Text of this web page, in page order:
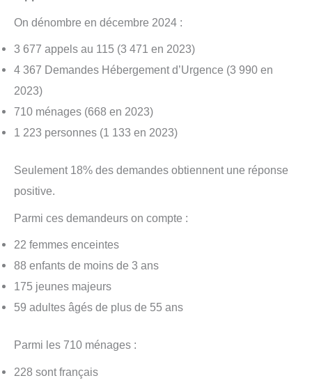
On dénombre en décembre 2024 :
3 677 appels au 115 (3 471 en 2023)
4 367 Demandes Hébergement d’Urgence (3 990 en
2023)
710 ménages (668 en 2023)
1 223 personnes (1 133 en 2023)
Seulement 18% des demandes obtiennent une réponse
positive.
Parmi ces demandeurs on compte :
22 femmes enceintes
88 enfants de moins de 3 ans
175 jeunes majeurs
59 adultes âgés de plus de 55 ans
Parmi les 710 ménages :
228 sont français